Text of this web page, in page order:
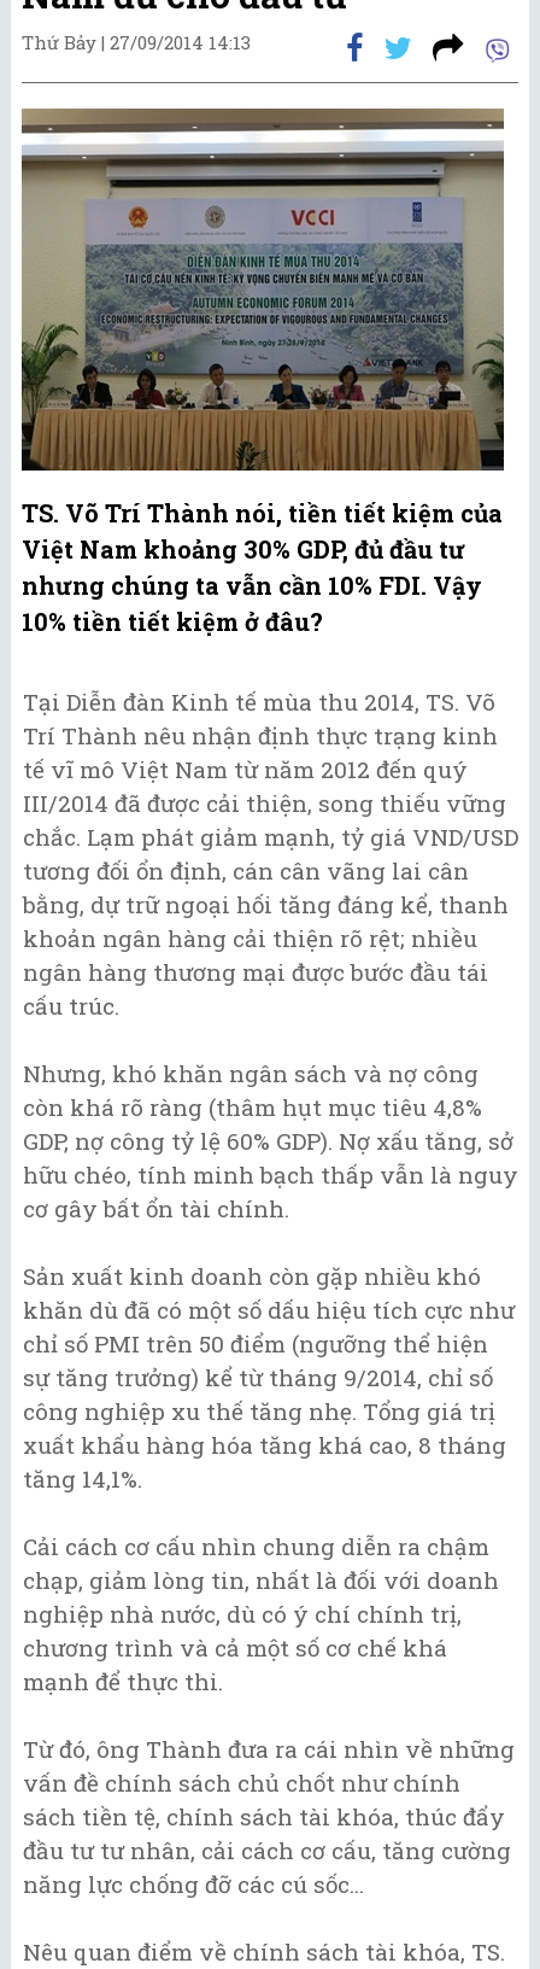
Thứ Bảy | 27/09/2014 14:13
TS. Võ Trí Thành nói, tiền tiết kiệm của
Việt Nam khoảng 30% GDP, đủ đầu tư
nhưng chúng ta vẫn cần 10% FDI. Vậy
10% tiền tiết kiệm ở đâu?
Tại Diễn đàn Kinh tế mùa thu 2014, TS. Võ
Trí Thành nêu nhận định thực trạng kinh
tế vĩ mô Việt Nam từ năm 2012 đến quý
III/2014 đã được cải thiện, song thiếu vững
chắc. Lạm phát giảm mạnh, tỷ giá VND/USD
tương đối ổn định, cán cân vãng lai cân
bằng, dự trữ ngoại hối tăng đáng kể, thanh
khoản ngân hàng cải thiện rõ rệt; nhiều
ngân hàng thương mại được bước đầu tái
cấu trúc.
Nhưng, khó khăn ngân sách và nợ công
còn khá rõ ràng (thâm hụt mục tiêu 4,8%
GDP, nợ công tỷ lệ 60% GDP). Nợ xấu tăng, sở
hữu chéo, tính minh bạch thấp vẫn là nguy
cơ gây bất ổn tài chính.
Sản xuất kinh doanh còn gặp nhiều khó
khăn dù đã có một số dấu hiệu tích cực như
chỉ số PMI trên 50 điểm (ngưỡng thể hiện
sự tăng trưởng) kể từ tháng 9/2014, chỉ số
công nghiệp xu thế tăng nhẹ. Tổng giá trị
xuất khẩu hàng hóa tăng khá cao, 8 tháng
tăng 14,1%.
Cải cách cơ cấu nhìn chung diễn ra chậm
chạp, giảm lòng tin, nhất là đối với doanh
nghiệp nhà nước, dù có ý chí chính trị,
chương trình và cả một số cơ chế khá
mạnh để thực thi.
Từ đó, ông Thành đưa ra cái nhìn về những
vấn đề chính sách chủ chốt như chính
sách tiền tệ, chính sách tài khóa, thúc đẩy
đầu tư tư nhân, cải cách cơ cấu, tăng cường
năng lực chống đỡ các cú sốc...
Nêu quan điểm về chính sách tài khóa, TS.